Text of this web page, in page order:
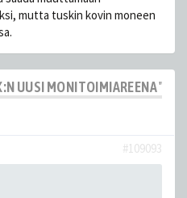
mutta tuskin kovin moneen
UUSI MONITOIMIAREENA
#109093